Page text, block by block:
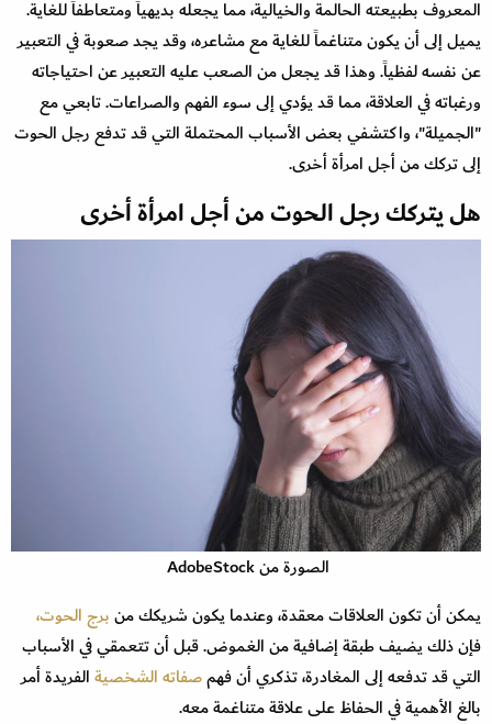
المعروف بطبيعته الحالمة والخيالية، مما يجعله بديهياً ومتعاطفاً للغاية.
يميل إلى أن يكون متناغماً للغاية مع مشاعره، وقد يجد صعوبة في التعبير
عن نفسه لفظياً. وهذا قد يجعل من الصعب عليه التعبير عن احتياجاته
ورغباته في العلاقة، مما قد يؤدي إلى سوء الفهم والصراعات. تابعي مع
"الجميلة"، واكتشفي بعض الأسباب المحتملة التي قد تدفع رجل الحوت
إلى تركك من أجل امرأة أخرى.
هل يتركك رجل الحوت من أجل امرأة أخرى
الصورة من AdobeStock
يمكن أن تكون العلاقات معقدة، وعندما يكون شريكك منبرج الحوت،
فإن ذلك يضيف طبقة إضافية من الغموض. قبل أن تتعمقي في الأسباب
التي قد تدفعه إلى المغادرة، تذكري أن فهمصفاته الشخصيةالفريدة أمر
بالغ الأهمية في الحفاظ على علاقة متناغمة معه.